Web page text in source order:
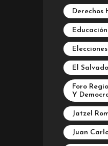
Derechos
Educación
Elecciones
El
Foro
Y
Jatzel
Juan